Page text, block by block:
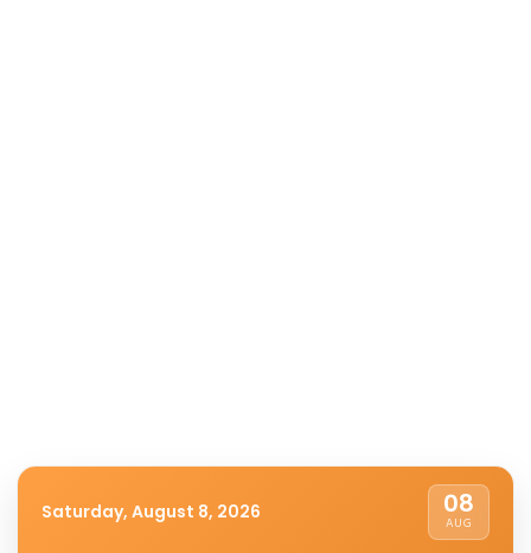
Saturday, August 8, 2026 08
AUG